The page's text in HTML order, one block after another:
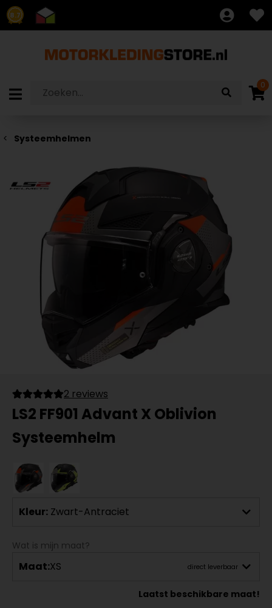
8.7
0
Systeemhelmen
2 reviews
LS2 FF901 Advant X Oblivion
Systeemhelm
Kleur: Zwart-Antraciet
Wat is mijn maat?
Maat:XS direct leverbaar
Laatst beschikbare maat!